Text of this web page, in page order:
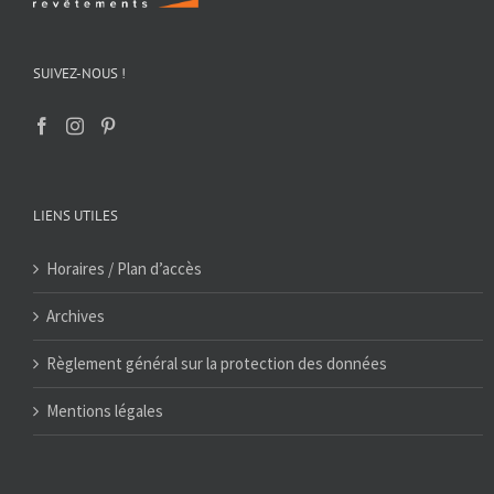
SUIVEZ-NOUS !
LIENS UTILES
Horaires / Plan d’accès
Archives
Règlement général sur la protection des données
Mentions légales